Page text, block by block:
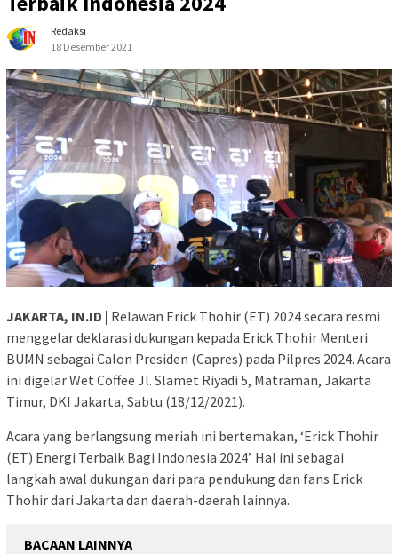
Redaksi
18 Desember 2021
JAKARTA, IN.ID | Relawan Erick Thohir (ET) 2024 secara resmi
menggelar deklarasi dukungan kepada Erick Thohir Menteri
BUMN sebagai Calon Presiden (Capres) pada Pilpres 2024. Acara
ini digelar Wet Coffee Jl. Slamet Riyadi 5, Matraman, Jakarta
Timur, DKI Jakarta, Sabtu (18/12/2021).
Acara yang berlangsung meriah ini bertemakan, ‘Erick Thohir
(ET) Energi Terbaik Bagi Indonesia 2024’. Hal ini sebagai
langkah awal dukungan dari para pendukung dan fans Erick
Thohir dari Jakarta dan daerah-daerah lainnya.
BACAAN LAINNYA